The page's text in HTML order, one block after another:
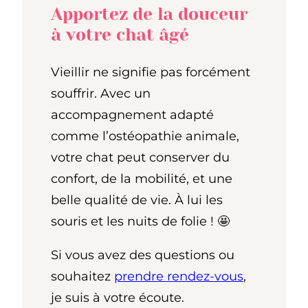
Apportez de la douceur
à votre chat âgé
Vieillir ne signifie pas forcément
souffrir. Avec un
accompagnement adapté
comme l’ostéopathie animale,
votre chat peut conserver du
confort, de la mobilité, et une
belle qualité de vie. À lui les
souris et les nuits de folie ! 🤩
Si vous avez des questions ou
souhaitez prendre rendez-vous,
je suis à votre écoute.